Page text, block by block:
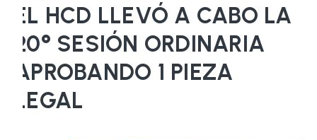
EL HCD LLEVÓ A CABO LA
20° SESIÓN ORDINARIA
APROBANDO 1 PIEZA
LEGAL